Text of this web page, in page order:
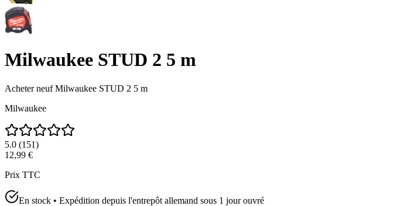
Milwaukee STUD 2 5 m
Acheter neuf Milwaukee STUD 2 5 m
Milwaukee
5.0 (151)
12,99 €
Prix TTC
En stock • Expédition depuis l'entrepôt allemand sous 1 jour ouvré